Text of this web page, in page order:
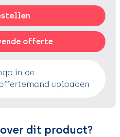
offerte
in de
uploaden
dit product?